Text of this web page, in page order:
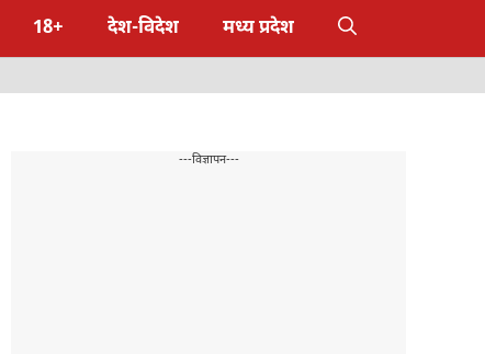
18+ देश-विदेश मध्य प्रदेश
---विज्ञापन---